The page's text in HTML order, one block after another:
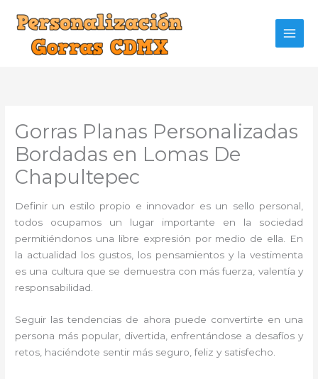
contenido
Gorras Planas Personalizadas
Bordadas en Lomas De
Chapultepec
Definir un estilo propio e innovador es un sello personal,
todos ocupamos un lugar importante en la sociedad
permitiéndonos una libre expresión por medio de ella. En
la actualidad los gustos, los pensamientos y la vestimenta
es una cultura que se demuestra con más fuerza, valentía y
responsabilidad.
Seguir las tendencias de ahora puede convertirte en una
persona más popular, divertida, enfrentándose a desafíos y
retos, haciéndote sentir más seguro, feliz y satisfecho.